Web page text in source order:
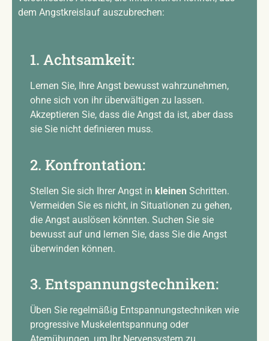
dem Angstkreislauf auszubrechen:
1. Achtsamkeit:
Lernen Sie, Ihre Angst bewusst wahrzunehmen,
ohne sich von ihr überwältigen zu lassen.
Akzeptieren Sie, dass die Angst da ist, aber dass
sie Sie nicht definieren muss.
2. Konfrontation:
Stellen Sie sich Ihrer Angst in kleinen Schritten.
Vermeiden Sie es nicht, in Situationen zu gehen,
die Angst auslösen könnten. Suchen Sie sie
bewusst auf und lernen Sie, dass Sie die Angst
überwinden können.
3. Entspannungstechniken:
Üben Sie regelmäßig Entspannungstechniken wie
progressive Muskelentspannung oder